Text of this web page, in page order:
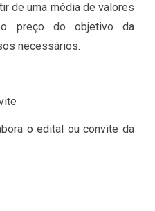
de uma média de valores
o preço do objetivo da
necessários.
o edital ou convite da